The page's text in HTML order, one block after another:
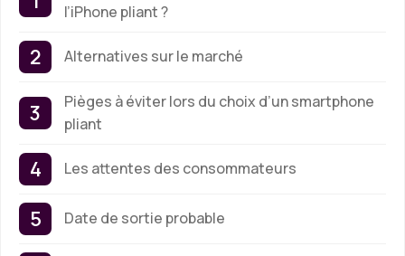
l’iPhone pliant ?
Alternatives sur le marché
Pièges à éviter lors du choix d’un smartphone
pliant
Les attentes des consommateurs
Date de sortie probable